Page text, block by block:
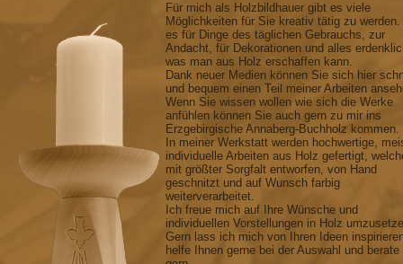
Für mich als Holzbildhauer gibt es viele
Möglichkeiten für Sie kreativ tätig zu
es für Dinge des täglichen Gebrauchs, zur
Andacht, für Dekorationen und alles
was man aus Holz erschaffen kann.
Dank neuer Medien können Sie sich hier
und bequem einen Teil meiner Arbeiten
Wenn Sie wissen wollen wie sich die Werke
anfühlen können Sie auch gern zu mir ins
Erzgebirgische Annaberg-Buchholz kommen.
In meiner Werkstatt werden hochwertige,
individuelle Arbeiten aus Holz gefertigt,
mit größter Sorgfalt entworfen, von Hand
geschnitzt und auf Wunsch farbig
weiterverarbeitet.
Ich freue mich auf Ihre Wünsche und
individuellen Vorstellungen in Holz
Gern lass ich mich von Ihren Ideen
helfe Ihnen gerne bei der Auswahl und berate